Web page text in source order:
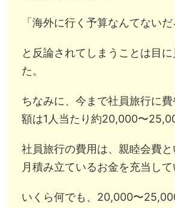
「海外に行く予算なんてないだ
と反論されてしまうことは目
た。
ちなみに、今まで社員旅行に
額は1人当たり約20,000〜
社員旅行の費用は、親睦会費
月積み立ているお金を充当して
いくら何でも、20,000〜